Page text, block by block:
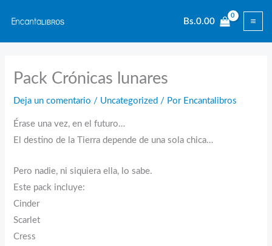
contenido
Bs.0.00
Pack Crónicas lunares
Deja un comentario / Uncategorized / Por Encantalibros
Érase una vez, en el futuro…
El destino de la Tierra depende de una sola chica…
Pero nadie, ni siquiera ella, lo sabe.
Este pack incluye:
Cinder
Scarlet
Cress